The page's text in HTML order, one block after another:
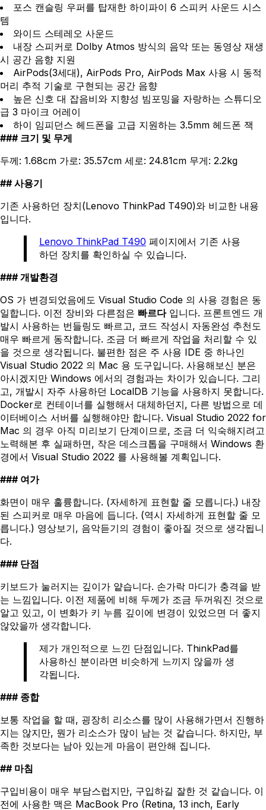
포스 캔슬링 우퍼를 탑재한 하이파이 6 스피커 사운드 시스
템
와이드 스테레오 사운드
내장 스피커로 Dolby Atmos 방식의 음악 또는 동영상 재생
시 공간 음향 지원
AirPods(3세대), AirPods Pro, AirPods Max 사용 시 동적
머리 추적 기술로 구현되는 공간 음향
높은 신호 대 잡음비와 지향성 빔포밍을 자랑하는 스튜디오
급 3 마이크 어레이
하이 임피던스 헤드폰을 고급 지원하는 3.5mm 헤드폰 잭
크기 및 무게
두께: 1.68cm 가로: 35.57cm 세로: 24.81cm 무게: 2.2kg
사용기
기존 사용하던 장치(Lenovo ThinkPad T490)와 비교한 내용
입니다.
Lenovo ThinkPad T490 페이지에서 기존 사용
하던 장치를 확인하실 수 있습니다.
개발환경
OS 가 변경되었음에도 Visual Studio Code 의 사용 경험은 동
일합니다. 이전 장비와 다른점은 빠르다입니다. 프론트엔드 개
발시 사용하는 번들링도 빠르고, 코드 작성시 자동완성 추천도
매우 빠르게 동작합니다. 조금 더 빠르게 작업을 처리할 수 있
을 것으로 생각됩니다. 불편한 점은 주 사용 IDE 중 하나인
Visual Studio 2022 의 Mac 용 도구입니다. 사용해보신 분은
아시겠지만 Windows 에서의 경험과는 차이가 있습니다. 그리
고, 개발시 자주 사용하던 LocalDB 기능을 사용하지 못합니다.
Docker로 컨테이너를 실행해서 대체하던지, 다른 방법으로 데
이터베이스 서버를 실행해야만 합니다. Visual Studio 2022 for
Mac 의 경우 아직 미리보기 단계이므로, 조금 더 익숙해지려고
노력해본 후 실패하면, 작은 데스크톱을 구매해서 Windows 환
경에서 Visual Studio 2022 를 사용해볼 계획입니다.
여가
화면이 매우 훌륭합니다. (자세하게 표현할 줄 모릅니다.) 내장
된 스피커로 매우 마음에 듭니다. (역시 자세하게 표현할 줄 모
릅니다.) 영상보기, 음악듣기의 경험이 좋아질 것으로 생각됩니
다.
단점
키보드가 눌러지는 깊이가 얕습니다. 손가락 마디가 충격을 받
는 느낌입니다. 이전 제품에 비해 두께가 조금 두꺼워진 것으로
알고 있고, 이 변화가 키 누름 깊이에 변경이 있었으면 더 좋지
않았을까 생각합니다.
제가 개인적으로 느낀 단점입니다. ThinkPad를
사용하신 분이라면 비슷하게 느끼지 않을까 생
각됩니다.
종합
보통 작업을 할 때, 굉장히 리소스를 많이 사용해가면서 진행하
지는 않지만, 뭔가 리소스가 많이 남는 것 같습니다. 하지만, 부
족한 것보다는 남아 있는게 마음이 편안해 집니다.
마침
구입비용이 매우 부담스럽지만, 구입하길 잘한 것 같습니다. 이
전에 사용한 맥은 MacBook Pro (Retina, 13 inch, Early